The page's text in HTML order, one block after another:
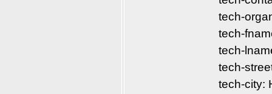
tech-
tech-
tech-
tech-
tech-city: